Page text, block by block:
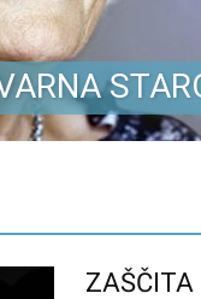
ZAŠČITA